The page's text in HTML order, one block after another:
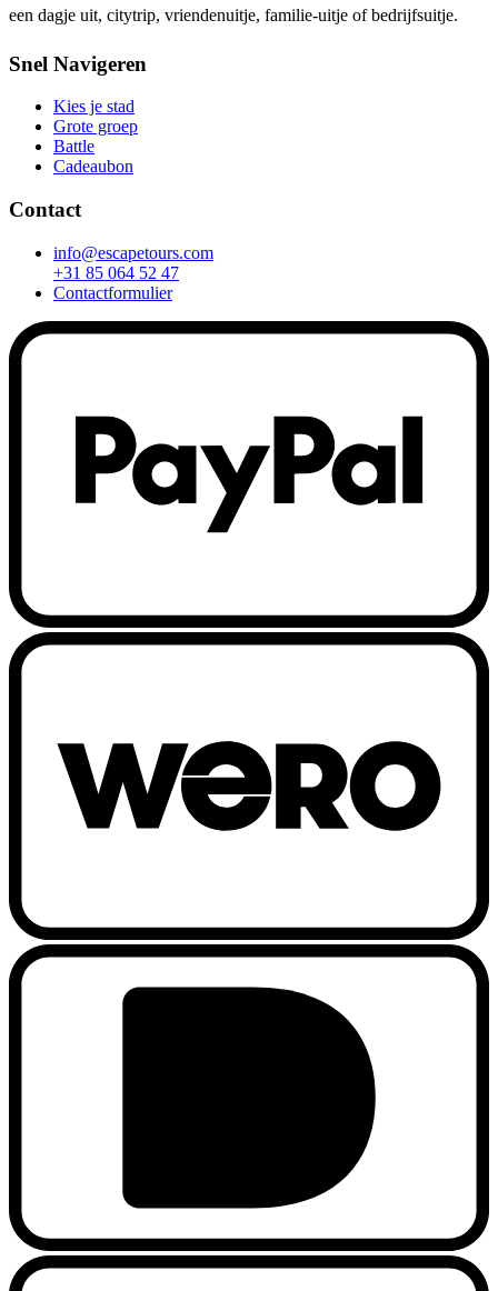
een dagje uit, citytrip, vriendenuitje, familie-uitje of bedrijfsuitje.
Snel Navigeren
Kies je stad
Grote groep
Battle
Cadeaubon
Contact
info@escapetours.com
+31 85 064 52 47
Contactformulier